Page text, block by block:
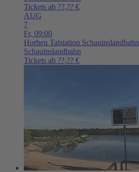
Tickets ab ??,?? €
AUG
7
Fr, 09:00
Horben Talstation Schauinslandbahn
Schauinslandbahn
Tickets ab ??,?? €